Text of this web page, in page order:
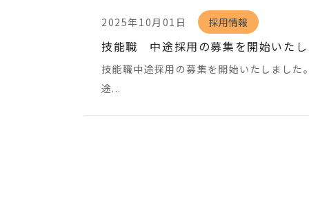
2025年10月01日 採用情報
技能職 中途採用の募集を開始いた
技能職中途採用の募集を開始いたしまし
途...